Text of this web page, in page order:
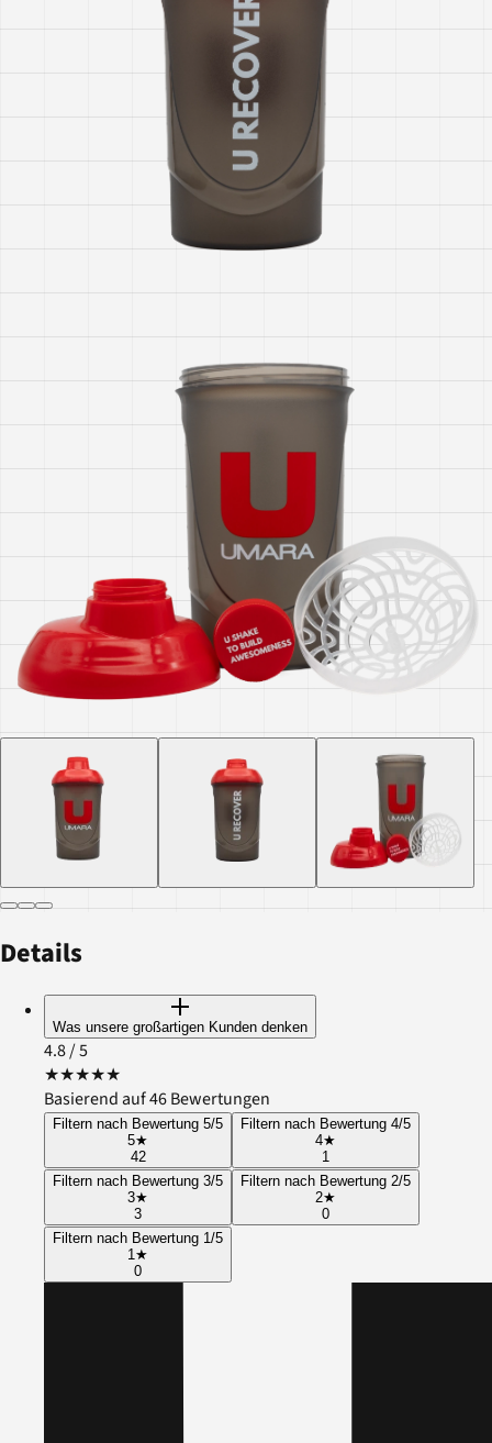
Details
Was unsere großartigen Kunden denken
4.8/ 5
★★★★★
Basierend auf 46 Bewertungen
Filtern nach Bewertung 5/5
5★
42
Filtern nach Bewertung 4/5
4★
1
Filtern nach Bewertung 3/5
3★
3
Filtern nach Bewertung 2/5
2★
0
Filtern nach Bewertung 1/5
1 ★
0